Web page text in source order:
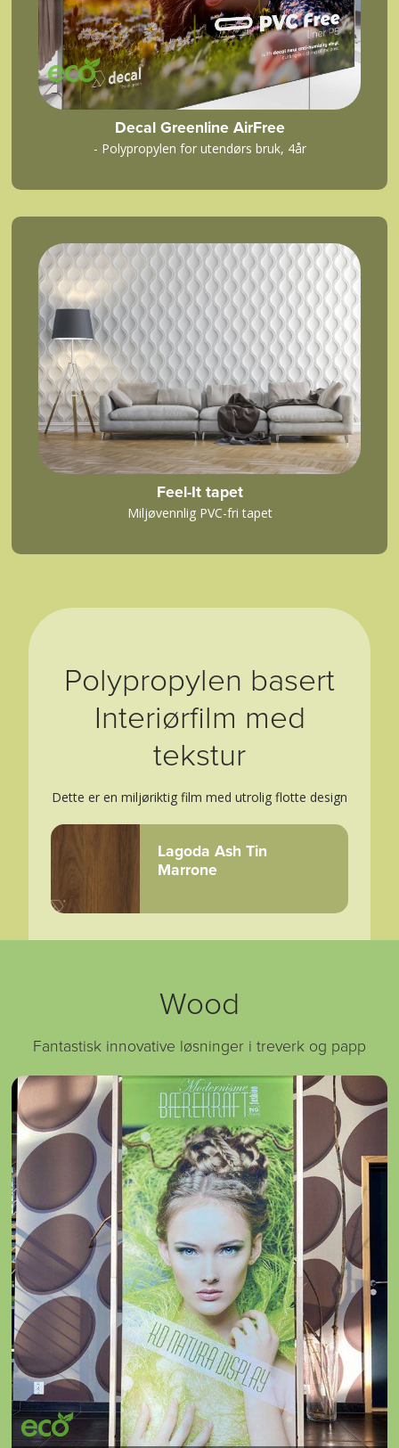
Decal Greenline AirFree
- Polypropylen for utendørs bruk, 4år
Feel-It tapet
Miljøvennlig PVC-fri tapet
Polypropylen basert
Interiørfilm med
tekstur
Dette er en miljøriktig film med utrolig flotte design
Lagoda Ash Tin
Marrone
Wood
Fantastisk innovative løsninger i treverk og papp